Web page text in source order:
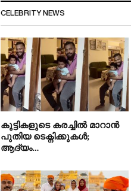
CELEBRITY NEWS
കുട്ടികളുടെ കരച്ചിൽ മാറാൻ
പുതിയ ടെക്നിക്കുകൾ;
ആദ്യം…